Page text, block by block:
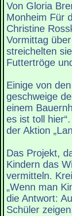
Von Gloria
Monheim Für
Christine
Vormittag
streichelten
Futtertröge
Einige von
geschweige
einem
es ist toll
der Aktion
Das Projekt,
Kindern das
vermitteln.
„Wenn man
die Antwort:
Schüler